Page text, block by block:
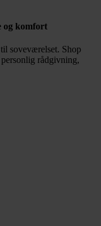
og komfort
soveværelset. Shop
rådgivning,